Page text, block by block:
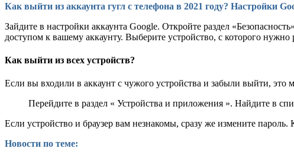
Как выйти из аккаунта гугл с телефона в 2021 году? Настройки
Зайдите в настройки аккаунта Google. Откройте раздел
доступом к вашему аккаунту. Выберите устройство, с которого
Как выйти из всех устройств?
Если вы входили в аккаунт с чужого устройства и забыли выйти, это
Перейдите в раздел « Устройства и приложения ». Найдите в
Если устройство и браузер вам незнакомы, сразу же измените
Новости по теме: